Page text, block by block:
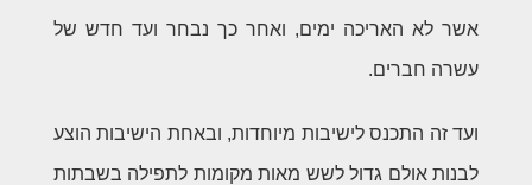
אשר לא האריכה ימים, ואחר כך נבחר ועד חדש של
עשרה חברים.
ועד זה התכנס לישיבות מיוחדות, ובאחת הישיבות הוצע
לבנות אולם גדול לשש מאות מקומות לתפילה בשבתות